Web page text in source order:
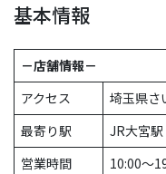
基本情報
－店舗情報－
アクセス
埼玉県さ
最寄り駅
JR大宮
営業時間
10:00～